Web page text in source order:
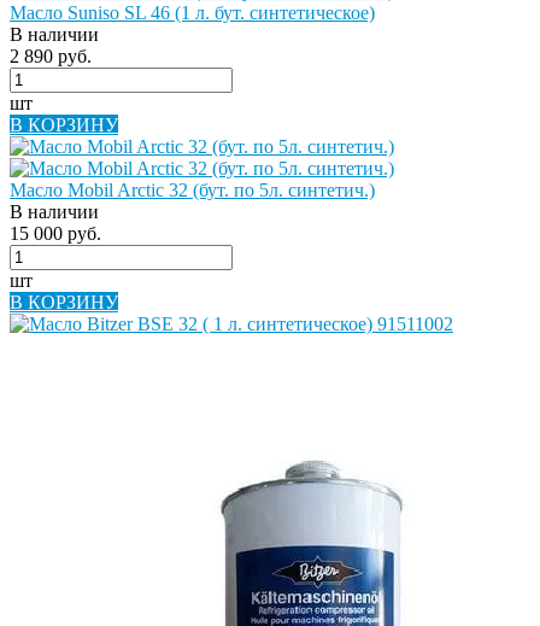
Масло Suniso SL 46 (1 л. бут. синтетическое)
В наличии
2 890 руб.
шт
В КОРЗИНУ
Масло Mobil Arctic 32 (бут. по 5л. синтетич.)
В наличии
15 000 руб.
шт
В КОРЗИНУ